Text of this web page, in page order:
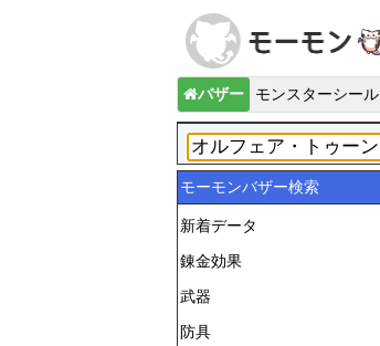
バザー モンスターシール
モーモンバザー検索
新着データ
錬金効果
武器
防具